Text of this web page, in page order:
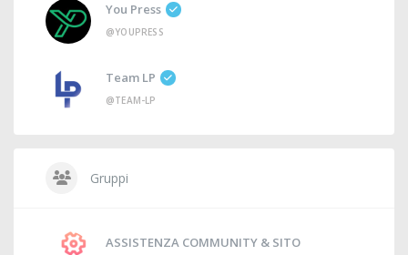
You Press
@YOUPRESS
Team LP
@TEAM-LP
Gruppi
ASSISTENZA COMMUNITY & SITO